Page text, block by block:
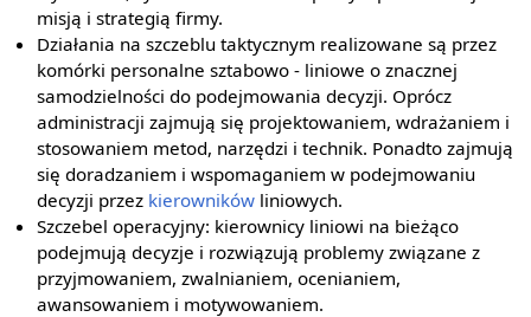
misją i strategią firmy.
Działania na szczeblu taktycznym realizowane są przez
komórki personalne sztabowo - liniowe o znacznej
samodzielności do podejmowania decyzji. Oprócz
administracji zajmują się projektowaniem, wdrażaniem i
stosowaniem metod, narzędzi i technik. Ponadto zajmują
się doradzaniem i wspomaganiem w podejmowaniu
decyzji przez kierowników liniowych.
Szczebel operacyjny: kierownicy liniowi na bieżąco
podejmują decyzje i rozwiązują problemy związane z
przyjmowaniem, zwalnianiem, ocenianiem,
awansowaniem i motywowaniem.